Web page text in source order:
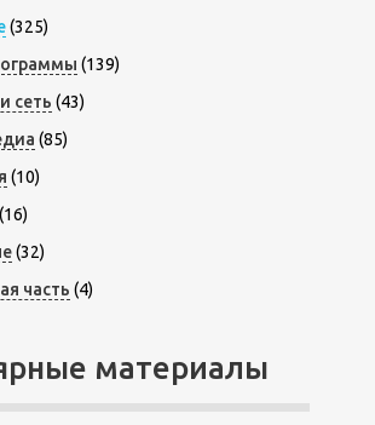
(325)
(139)
сеть (43)
(85)
(10)
(32)
часть (4)
материалы